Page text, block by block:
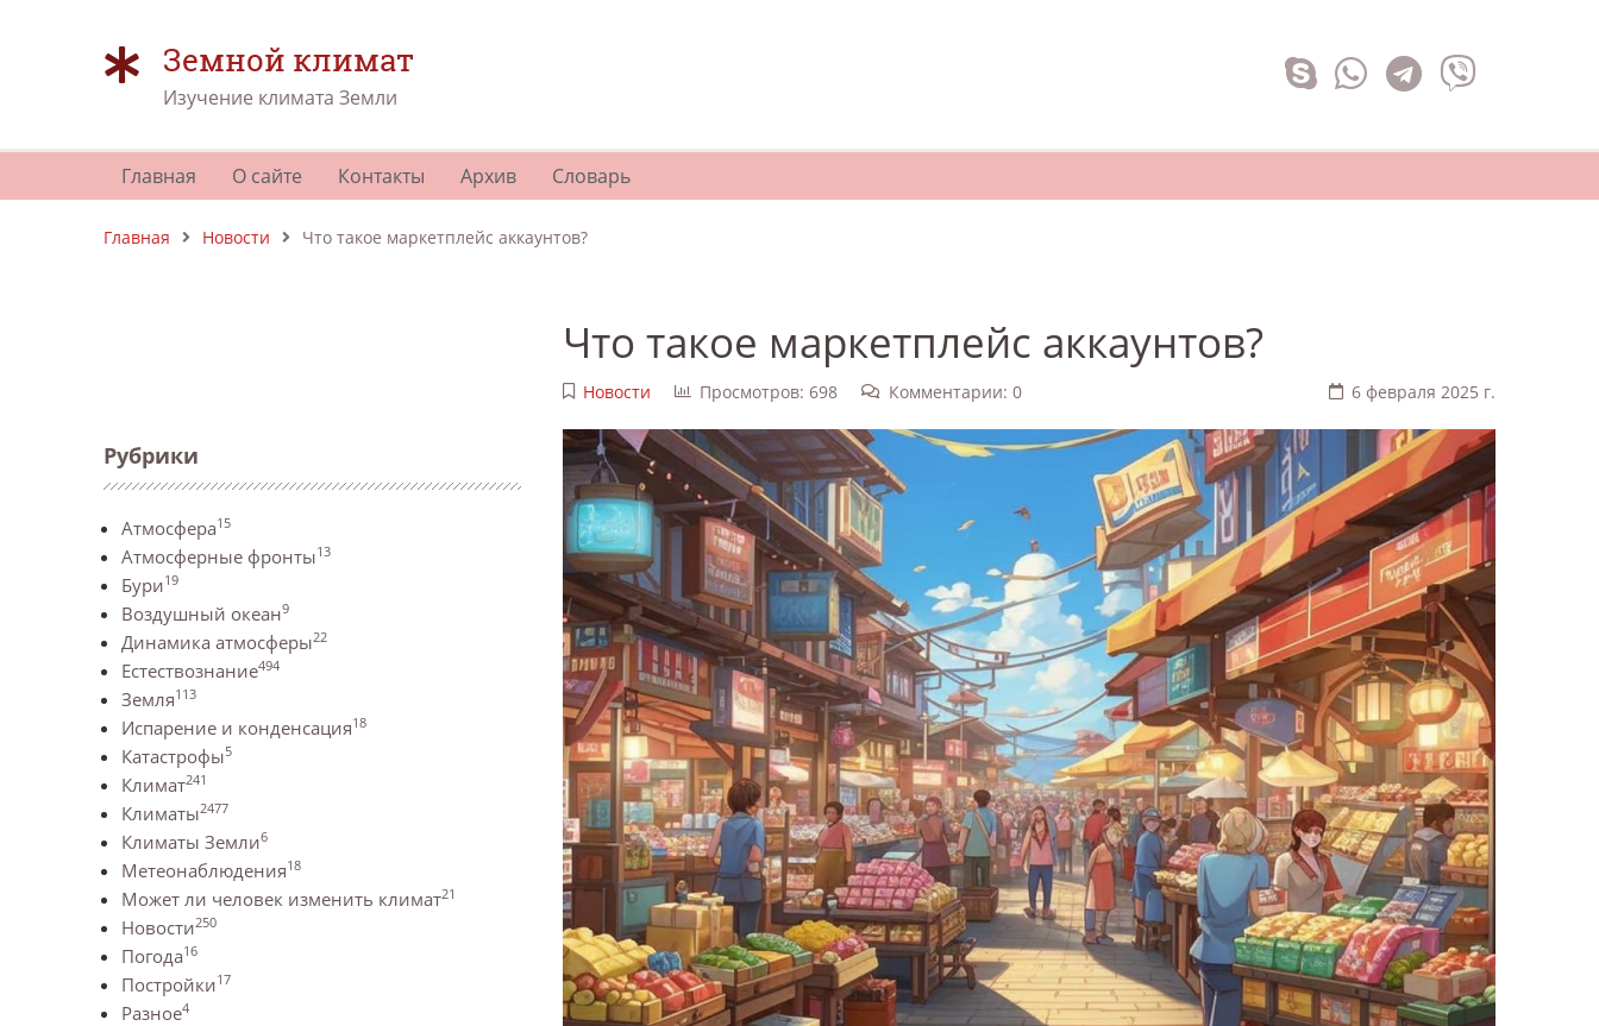
Земной климат
Изучение климата Земли
Главная О сайте Контакты Архив Словарь
Главная Новости Что такое маркетплейс аккаунтов?
Рубрики
Атмосфера15
Атмосферные фронты13
Бури19
Воздушный океан9
Динамика атмосферы22
Естествознание494
Земля113
Испарение и конденсация18
Катастрофы5
Климат241
Климаты2477
Климаты Земли6
Метеонаблюдения18
Может ли человек изменить климат21
Новости250
Погода16
Постройки17
Разное4
Что такое маркетплейс аккаунтов?
Новости Просмотров: 698 Комментарии: 0 6 февраля 2025 г.